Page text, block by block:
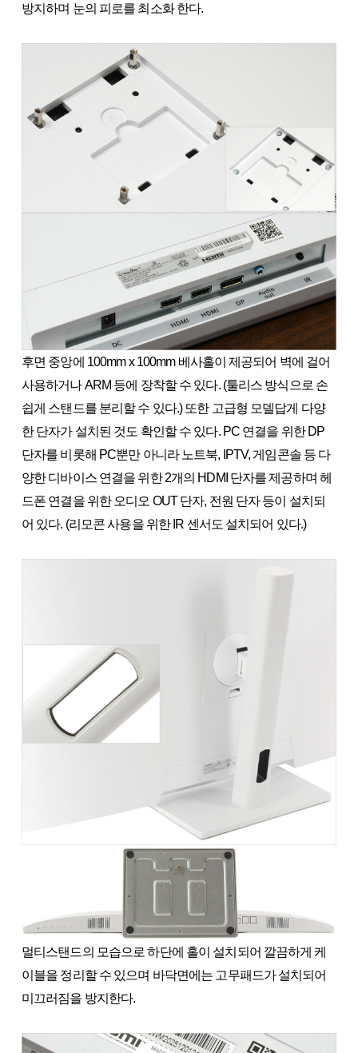
방지하며 눈의 피로를 최소화 한다.
후면 중앙에 100mm x 100mm 베사홀이 제공되어 벽에 걸어
사용하거나 ARM 등에 장착할 수 있다. (툴리스 방식으로 손
쉽게 스탠드를 분리할 수 있다.) 또한 고급형 모델답게 다양
한 단자가 설치된 것도 확인할 수 있다. PC 연결을 위한 DP
단자를 비롯해 PC뿐만 아니라 노트북, IPTV, 게임콘솔 등 다
양한 디바이스 연결을 위한 2개의 HDMI 단자를 제공하며 헤
드폰 연결을 위한 오디오 OUT 단자, 전원 단자 등이 설치되
어 있다. (리모콘 사용을 위한 IR 센서도 설치되어 있다.)
멀티스탠드의 모습으로 하단에 홀이 설치되어 깔끔하게 케
이블을 정리할 수 있으며 바닥면에는 고무패드가 설치되어
미끄러짐을 방지한다.